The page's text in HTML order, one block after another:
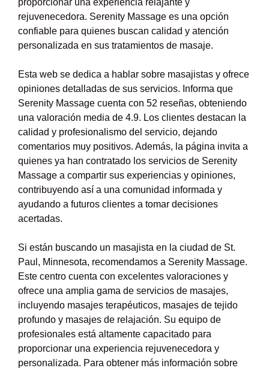
proporcionar una experiencia relajante y
rejuvenecedora. Serenity Massage es una opción
confiable para quienes buscan calidad y atención
personalizada en sus tratamientos de masaje.
Esta web se dedica a hablar sobre masajistas y ofrece
opiniones detalladas de sus servicios. Informa que
Serenity Massage cuenta con 52 reseñas, obteniendo
una valoración media de 4.9. Los clientes destacan la
calidad y profesionalismo del servicio, dejando
comentarios muy positivos. Además, la página invita a
quienes ya han contratado los servicios de Serenity
Massage a compartir sus experiencias y opiniones,
contribuyendo así a una comunidad informada y
ayudando a futuros clientes a tomar decisiones
acertadas.
Si están buscando un masajista en la ciudad de St.
Paul, Minnesota, recomendamos a Serenity Massage.
Este centro cuenta con excelentes valoraciones y
ofrece una amplia gama de servicios de masajes,
incluyendo masajes terapéuticos, masajes de tejido
profundo y masajes de relajación. Su equipo de
profesionales está altamente capacitado para
proporcionar una experiencia rejuvenecedora y
personalizada. Para obtener más información sobre